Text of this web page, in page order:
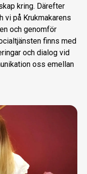
kring. Därefter
vi på Krukmakarens
och genomför
finns med
och dialog vid
oss emellan